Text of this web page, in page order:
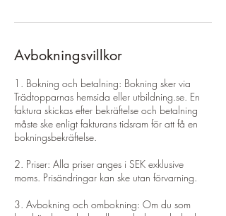
Avbokningsvillkor
1. Bokning och betalning: Bokning sker via
Trädtopparnas hemsida eller utbildning.se. En
faktura skickas efter bekräftelse och betalning
måste ske enligt fakturans tidsram för att få en
bokningsbekräftelse.
2. Priser: Alla priser anges i SEK exklusive
moms. Prisändringar kan ske utan förvarning.
3. Avbokning och ombokning: Om du som